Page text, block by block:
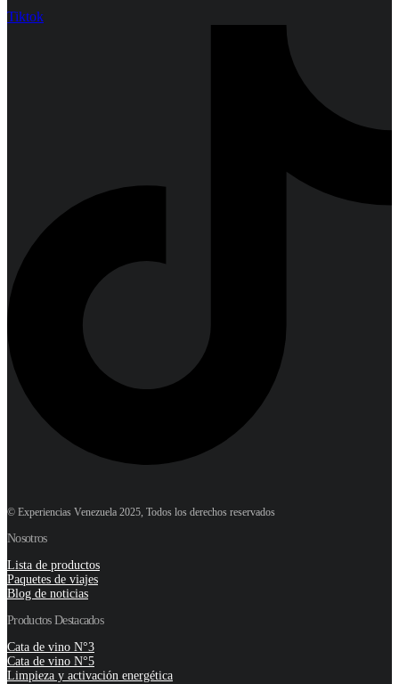
Tiktok
© Experiencias Venezuela 2025, Todos los derechos reservados
Nosotros
Lista de productos
Paquetes de viajes
Blog de noticias
Productos Destacados
Cata de vino N°3
Cata de vino N°5
Limpieza y activación energética